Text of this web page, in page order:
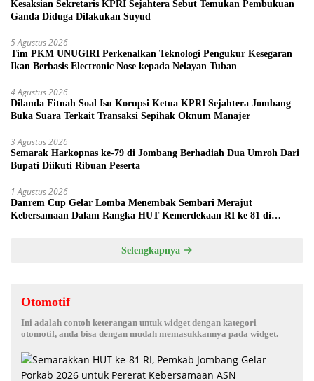
Kesaksian Sekretaris KPRI Sejahtera Sebut Temukan Pembukuan
Ganda Diduga Dilakukan Suyud
5 Agustus 2026
Tim PKM UNUGIRI Perkenalkan Teknologi Pengukur Kesegaran
Ikan Berbasis Electronic Nose kepada Nelayan Tuban
4 Agustus 2026
Dilanda Fitnah Soal Isu Korupsi Ketua KPRI Sejahtera Jombang
Buka Suara Terkait Transaksi Sepihak Oknum Manajer
3 Agustus 2026
Semarak Harkopnas ke-79 di Jombang Berhadiah Dua Umroh Dari
Bupati Diikuti Ribuan Peserta
1 Agustus 2026
Danrem Cup Gelar Lomba Menembak Sembari Merajut
Kebersamaan Dalam Rangka HUT Kemerdekaan RI ke 81 di
Selengkapnya
Otomotif
Ini adalah contoh keterangan untuk widget dengan kategori
otomotif, anda bisa dengan mudah memasukkannya pada widget.